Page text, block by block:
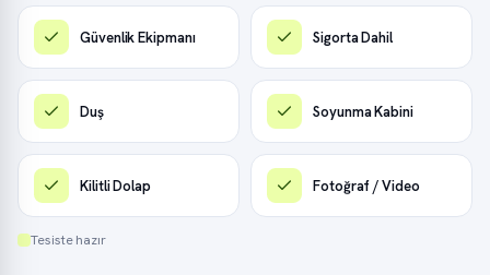
Güvenlik Ekipmanı Sigorta Dahil
Duş Soyunma Kabini
Kilitli Dolap Fotoğraf / Video
Tesiste hazır